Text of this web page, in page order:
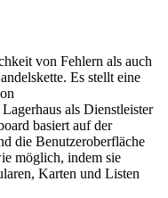
von Fehlern als auch
Es stellt eine
als Dienstleister
basiert auf der
die Benutzeroberfläche
möglich, indem sie
Karten und Listen